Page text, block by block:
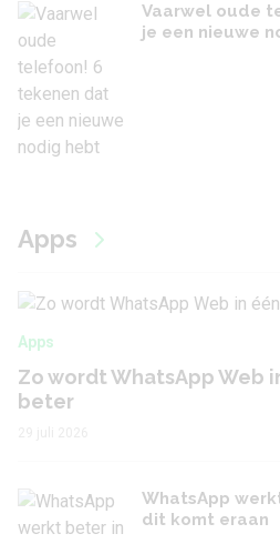
Vaarwel oude
je een nieuwe
Apps
Apps
Zo wordt WhatsApp Web
beter
WhatsApp
dit komt eraan